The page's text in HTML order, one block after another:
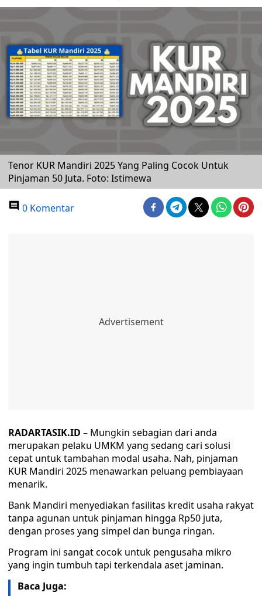
Tenor KUR Mandiri 2025 Yang Paling Cocok Untuk
Pinjaman 50 Juta. Foto: Istimewa
0 Komentar
RADARTASIK.ID – Mungkin sebagian dari anda
merupakan pelaku UMKM yang sedang cari solusi
cepat untuk tambahan modal usaha. Nah, pinjaman
KUR Mandiri 2025 menawarkan peluang pembiayaan
menarik.
Bank Mandiri menyediakan fasilitas kredit usaha rakyat
tanpa agunan untuk pinjaman hingga Rp50 juta,
dengan proses yang simpel dan bunga ringan.
Program ini sangat cocok untuk pengusaha mikro
yang ingin tumbuh tapi terkendala aset jaminan.
Baca Juga: